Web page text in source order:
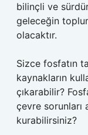
bilinçli ve
geleceğin
olacaktır.
Sizce fosfatın
kaynakların
çıkarabilir?
çevre sorunları
kurabilirsiniz?